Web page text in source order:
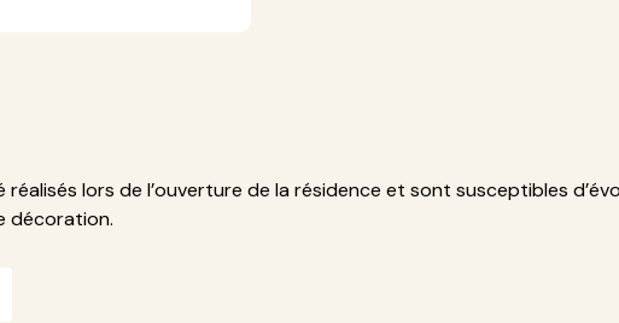
lors de l’ouverture de la résidence et sont susceptibles
décoration.